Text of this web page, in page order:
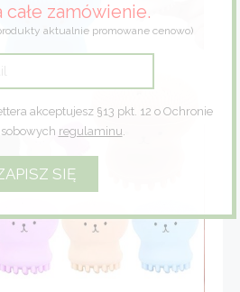
całe zamówienie.
aktualnie promowane cenowo)
akceptujesz §13 pkt. 12 o Ochronie
regulaminu.